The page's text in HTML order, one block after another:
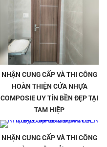
NHẬN CUNG CẤP VÀ THI CÔNG
HOÀN THIỆN CỬA NHỰA
COMPOSIE UY TÍN BỀN ĐẸP TẠI
TAM HIỆP
NHẬN CUNG CẤP VÀ THI CÔNG